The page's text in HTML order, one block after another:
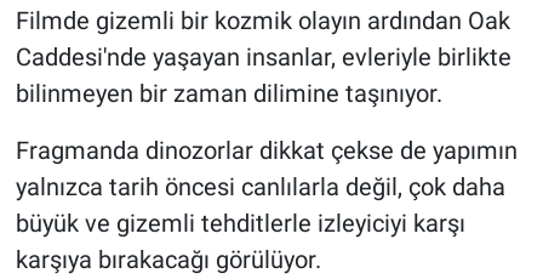
Filmde gizemli bir kozmik olayın ardından Oak
Caddesi'nde yaşayan insanlar, evleriyle birlikte
bilinmeyen bir zaman dilimine taşınıyor.
Fragmanda dinozorlar dikkat çekse de yapımın
yalnızca tarih öncesi canlılarla değil, çok daha
büyük ve gizemli tehditlerle izleyiciyi karşı
karşıya bırakacağı görülüyor.